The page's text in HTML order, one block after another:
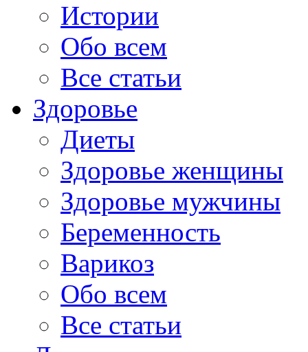
Истории
Обо всем
Все статьи
Здоровье
Диеты
Здоровье женщины
Здоровье мужчины
Беременность
Варикоз
Обо всем
Все статьи